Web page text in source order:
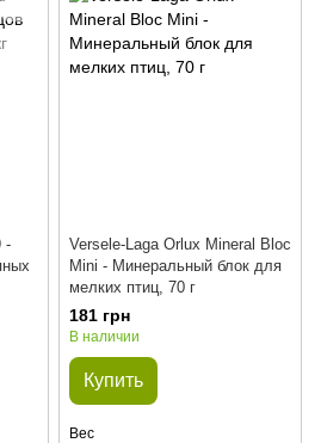
-
Versele-Laga Orlux Mineral Bloc
Mini - Минеральный блок для
мелких птиц, 70 г
181 грн
В наличии
Купить
Вес